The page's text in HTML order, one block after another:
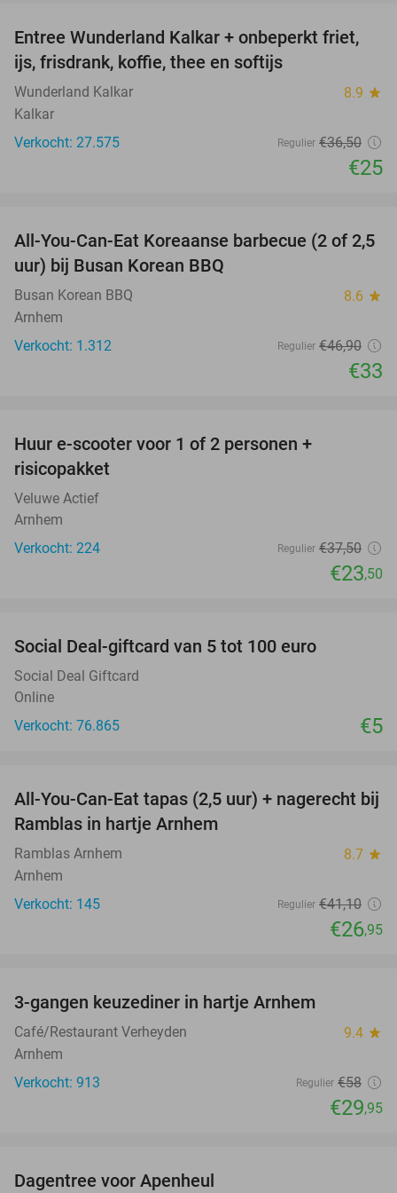
32%
Entree Wunderland Kalkar + onbeperkt friet,
ijs, frisdrank, koffie, thee en softijs
Wunderland Kalkar 8.9 star
Kalkar
Verkocht: 27.575
Regulier €36,50
€25
30%
All-You-Can-Eat Koreaanse barbecue (2 of 2,5
uur) bij Busan Korean BBQ
Busan Korean BBQ 8.6 star
Arnhem
Verkocht: 1.312
Regulier €46,90
€33
Huur e-scooter voor 1 of 2 personen +
risicopakket
Veluwe Actief
Arnhem
Verkocht: 224
Regulier €37,50
€23,50
Social Deal-giftcard van 5 tot 100 euro
Social Deal Giftcard
Online
Verkocht: 76.865
€5
34%
All-You-Can-Eat tapas (2,5 uur) + nagerecht bij
Ramblas in hartje Arnhem
Ramblas Arnhem 8.7 star
Arnhem
Verkocht: 145
Regulier €41,10
€26,95
3-gangen keuzediner in hartje Arnhem
Café/Restaurant Verheyden 9.4 star
Arnhem
Verkocht: 913
Regulier €58
€29,95
Dagentree voor Apenheul